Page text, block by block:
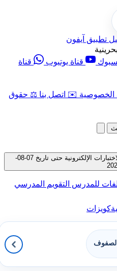
تطبيق آيفون
قناة يوتيوب
قناة
✉️ اتصل بنا ⚖️ حقوق
جميع الملفات المتوفرة في قسم الاختبارات الإلكترونية حتى تاريخ 07-08-
للمدرس التقويم المدرسي
كويزات